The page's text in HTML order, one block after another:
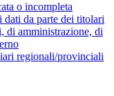
o incompleta
dati da parte dei titolari
di amministrazione, di
regionali/provinciali